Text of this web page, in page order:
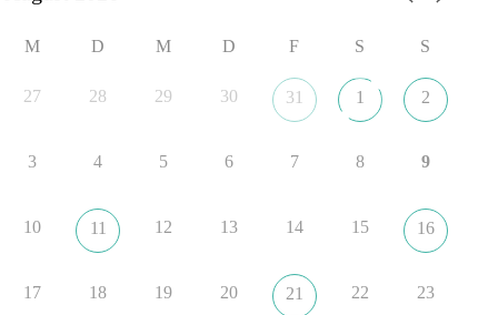
#dieBasis #SachsenAnhalt #Landtagswahl2026
#Kooperation
24 Stunden zuvor
„Plandemie-Logik Reloaded“
Sie sagten immer und immer wieder: „Nur die Impfung rettet
M D M D F S S
27 28 29 30 31 1 2
3 4 5 6 7 8 9
10 11 12 13 14 15 16
17 18 19 20 21 22 23